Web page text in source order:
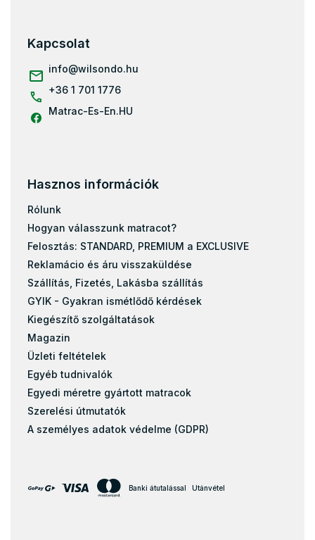
Kapcsolat
info@wilsondo.hu
+36 1 701 1776
Matrac-Es-En.HU
Hasznos információk
Rólunk
Hogyan válasszunk matracot?
Felosztás: STANDARD, PREMIUM a EXCLUSIVE
Reklamácio és áru visszaküldése
Szállítás, Fizetés, Lakásba szállítás
GYIK - Gyakran ismétlődő kérdések
Kiegészítő szolgáltatások
Magazin
Üzleti feltételek
Egyéb tudnivalók
Egyedi méretre gyártott matracok
Szerelési útmutatók
A személyes adatok védelme (GDPR)
Banki átutalással Utánvétel